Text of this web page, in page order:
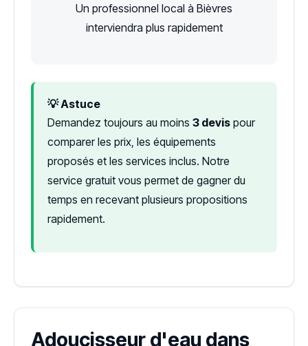
Un professionnel local à Bièvres
interviendra plus rapidement
💡 Astuce
Demandez toujours au moins 3 devis pour
comparer les prix, les équipements
proposés et les services inclus. Notre
service gratuit vous permet de gagner du
temps en recevant plusieurs propositions
rapidement.
Adoucisseur d'eau dans